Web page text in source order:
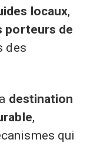
locaux,
porteurs de
des
destination
,
qui